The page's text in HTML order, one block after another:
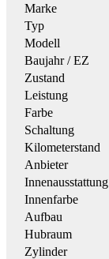
Marke
Typ
Modell
Baujahr / EZ
Zustand
Leistung
Farbe
Schaltung
Kilometerstand
Anbieter
Innenausstattung
Innenfarbe
Aufbau
Hubraum
Zylinder